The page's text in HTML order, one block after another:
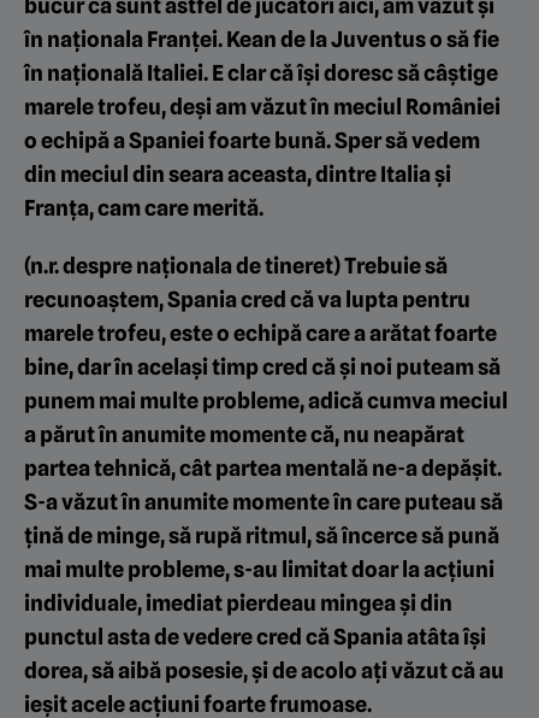
bucur că sunt astfel de jucători aici, am văzut și
în naționala Franței. Kean de la Juventus o să fie
în națională Italiei. E clar că își doresc să câștige
marele trofeu, deși am văzut în meciul României
o echipă a Spaniei foarte bună. Sper să vedem
din meciul din seara aceasta, dintre Italia și
Franța, cam care merită.
(n.r. despre naționala de tineret) Trebuie să
recunoaștem, Spania cred că va lupta pentru
marele trofeu, este o echipă care a arătat foarte
bine, dar în același timp cred că și noi puteam să
punem mai multe probleme, adică cumva meciul
a părut în anumite momente că, nu neapărat
partea tehnică, cât partea mentală ne-a depășit.
S-a văzut în anumite momente în care puteau să
țină de minge, să rupă ritmul, să încerce să pună
mai multe probleme, s-au limitat doar la acțiuni
individuale, imediat pierdeau mingea și din
punctul asta de vedere cred că Spania atâta își
dorea, să aibă posesie, și de acolo ați văzut că au
ieșit acele acțiuni foarte frumoase.